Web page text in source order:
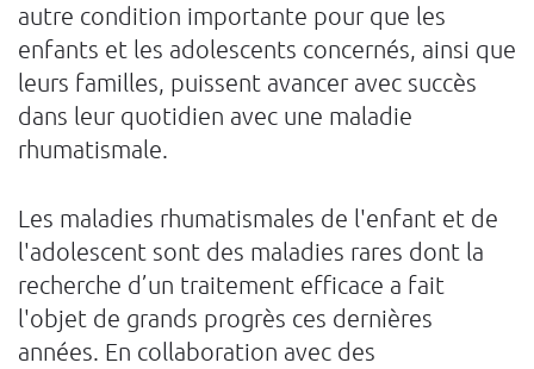
autre condition importante pour que les
enfants et les adolescents concernés, ainsi que
leurs familles, puissent avancer avec succès
dans leur quotidien avec une maladie
rhumatismale.
Les maladies rhumatismales de l'enfant et de
l'adolescent sont des maladies rares dont la
recherche d’un traitement efficace a fait
l'objet de grands progrès ces dernières
années. En collaboration avec des